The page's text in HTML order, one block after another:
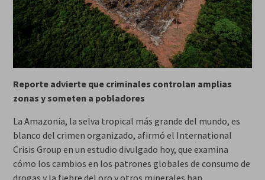
Reporte advierte que criminales controlan amplias
zonas y someten a pobladores
La Amazonia, la selva tropical más grande del mundo, es
blanco del crimen organizado, afirmó el International
Crisis Group en un estudio divulgado hoy, que examina
cómo los cambios en los patrones globales de consumo de